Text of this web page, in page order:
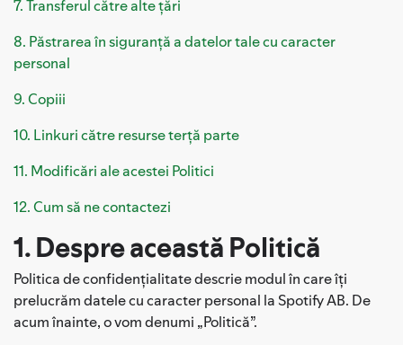
7. Transferul către alte țări
8. Păstrarea în siguranță a datelor tale cu caracter
personal
9. Copiii
10. Linkuri către resurse terță parte
11. Modificări ale acestei Politici
12. Cum să ne contactezi
1. Despre această Politică
Politica de confidențialitate descrie modul în care îți
prelucrăm datele cu caracter personal la Spotify AB. De
acum înainte, o vom denumi „Politică”.